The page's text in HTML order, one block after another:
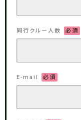
同行クルー人数 必須
E-mail 必須